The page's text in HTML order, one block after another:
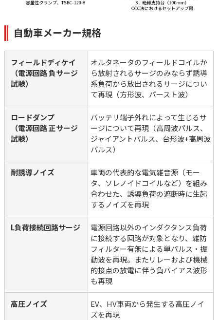
自動車メーカー規格
フィールドディケイ
（電源回路 負サージ
試験）
オルタネータのフィールドコイルか
ら放射されるサージのみならず誘導
系負荷から放出されるサージについ
て再現（方形波、バースト波）
ロードダンプ
（電源回路 正サージ
試験）
バッテリ端子外れによって生じるサ
ージについて再現（高周波パルス、
ジャイアントパルス、台形波+高周波
パルス）
耐誘導ノイズ
車両の代表的な電気雑音源（モー
タ、ソレノイドコイルなど）を組み
合わせた、誘導負荷の遮断時に生起
するノイズを再現
L負荷接続回路サージ
電源回路以外のインダクタンス負荷
に接続する回路が対象となり、雑防
フィルター有無による単パルス・振
動波を再現。またリレーおよび機械
的接点の放電に伴う負バイアス波形
も再現
高圧ノイズ
EV、HV車両から発生する高圧ノイ
ズを再現